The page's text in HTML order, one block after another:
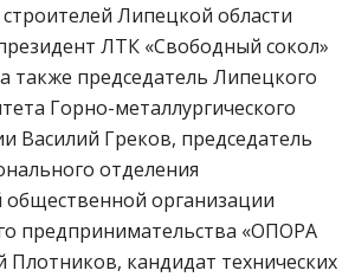
Липецкой области
ЛТК «Свободный сокол»
также председатель Липецкого
Горно-металлургического
Василий Греков, председатель
отделения
организации
предпринимательства «ОПОРА
кандидат технических